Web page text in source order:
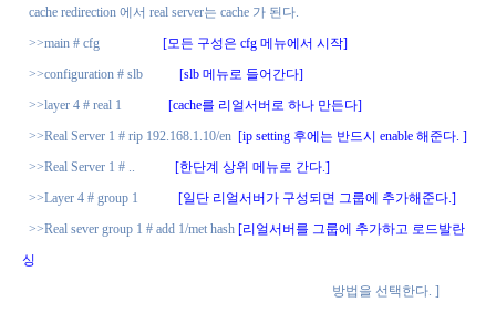
cache redirection 에서 real server는 cache 가 된다.
>>main # cfg
[모든 구성은 cfg 메뉴에서 시작]
>>configuration # slb
[slb 메뉴로 들어간다]
>>layer 4 # real 1
[cache를 리얼서버로 하나 만든다]
>>Real Server 1 # rip 192.168.1.10/en [ip setting 후에는 반드시 enable 해준다. ]
>>Real Server 1 # ..
[한단계 상위 메뉴로 간다.]
>>Layer 4 # group 1
[일단 리얼서버가 구성되면 그룹에 추가해준다.]
>>Real sever group 1 # add 1/met hash [리얼서버를 그룹에 추가하고 로드발란
싱
방법을 선택한다. ]